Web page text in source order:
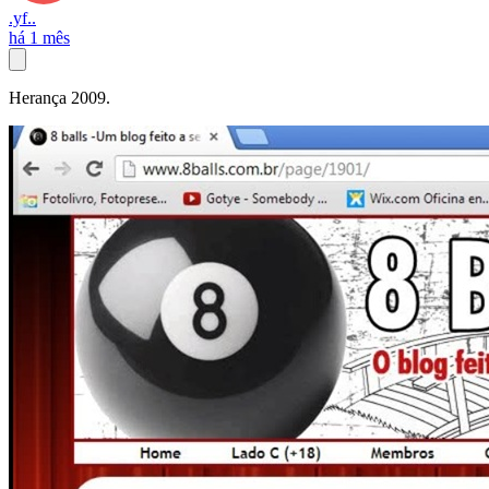
.yf..
há 1 mês
Herança 2009.